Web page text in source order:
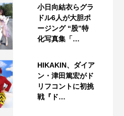
小日向結衣らグラ
ドル6人が大胆ポ
ージング “股”特
化写真集「…
HIKAKIN、ダイア
ン・津田篤宏がド
リフコントに初挑
戦『ド…